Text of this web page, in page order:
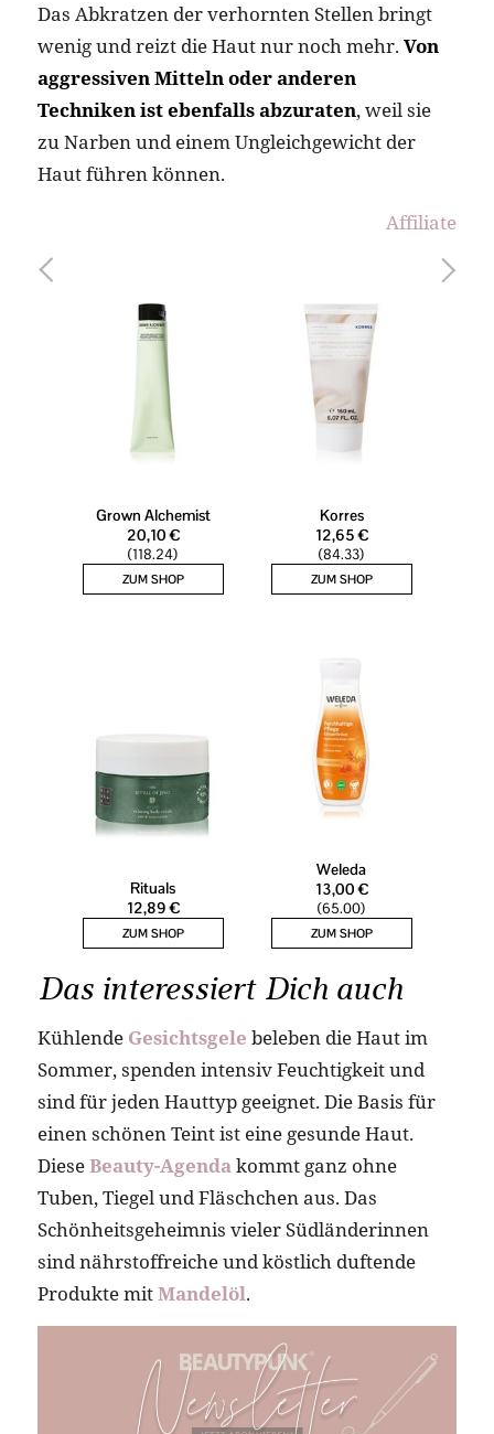
Das Abkratzen der verhornten Stellen bringt
wenig und reizt die Haut nur noch mehr. Von
aggressiven Mitteln oder anderen
Techniken ist ebenfalls abzuraten, weil sie
zu Narben und einem Ungleichgewicht der
Haut führen können.
Affiliate
Das interessiert Dich auch
Kühlende Gesichtsgele beleben die Haut im
Sommer, spenden intensiv Feuchtigkeit und
sind für jeden Hauttyp geeignet. Die Basis für
einen schönen Teint ist eine gesunde Haut.
DieseBeauty-Agendakommt ganz ohne
Tuben, Tiegel und Fläschchen aus. Das
Schönheitsgeheimnis vieler Südländerinnen
sind nährstoffreiche und köstlich duftende
Produkte mitMandelöl.